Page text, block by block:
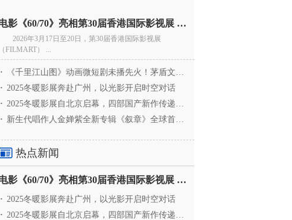
电影《60/70》亮相第30届香港国际影视展 冲刺戛纳备
2026年3月17日至20日，第30届香港国际影视展
（FILMART） ...
·
《千里江山图》动画微短剧未播先火！茅盾文学奖IP首
· 2025冬暖影展奔赴广州，以光影开启时空对话
· 2025冬暖影展自北京启幕，四部国产新作传递银幕温情
· 新生代唱作人金婵紫全新专辑《叙章》全球首发，颠覆
热点新闻
电影《60/70》亮相第30届香港国际影视展 冲刺戛纳备
· 2025冬暖影展奔赴广州，以光影开启时空对话
· 2025冬暖影展自北京启幕，四部国产新作传递银幕温情